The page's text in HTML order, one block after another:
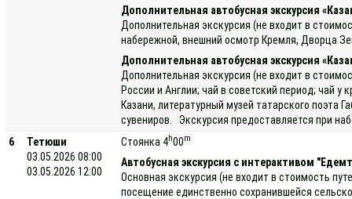
Дополнительная автобусная экскурсия
Дополнительная экскурсия (не входит в
набережной, внешний осмотр Кремля, Дворца
Дополнительная автобусная экскурсия
Дополнительная экскурсия (не входит в
России и Англии; чай в советский период; чай
Казани, литературный музей татарского поэта
сувениров. Экскурсия предоставляется при
6
Тетюши
03.05.2026 08:00
03.05.2026 12:00
Стоянка 4h00m
Автобусная экскурсия с интерактивом
Основная экскурсия (не входит в стоимость
посещение единственно сохранившейся